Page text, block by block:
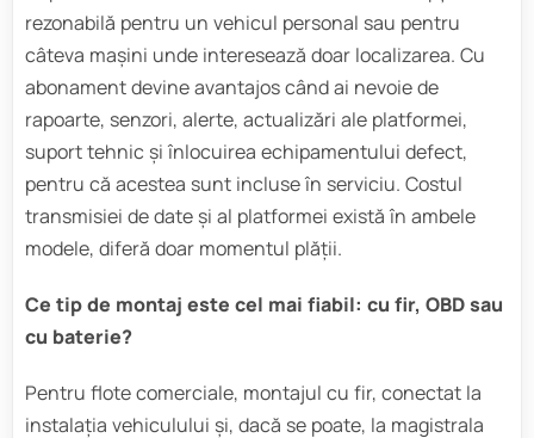
rezonabilă pentru un vehicul personal sau pentru
câteva mașini unde interesează doar localizarea. Cu
abonament devine avantajos când ai nevoie de
rapoarte, senzori, alerte, actualizări ale platformei,
suport tehnic și înlocuirea echipamentului defect,
pentru că acestea sunt incluse în serviciu. Costul
transmisiei de date și al platformei există în ambele
modele, diferă doar momentul plății.
Ce tip de montaj este cel mai fiabil: cu fir, OBD sau
cu baterie?
Pentru flote comerciale, montajul cu fir, conectat la
instalația vehiculului și, dacă se poate, la magistrala